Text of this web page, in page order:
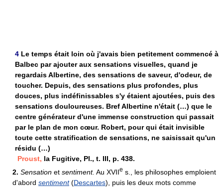
4 Le temps était loin où j'avais bien petitement commencé à
Balbec par ajouter aux sensations visuelles, quand je
regardais Albertine, des sensations de saveur, d'odeur, de
toucher. Depuis, des sensations plus profondes, plus
douces, plus indéfinissables s'y étaient ajoutées, puis des
sensations douloureuses. Bref Albertine n'était (…) que le
centre générateur d'une immense construction qui passait
par le plan de mon cœur. Robert, pour qui était invisible
toute cette stratification de sensations, ne saisissait qu'un
résidu (…)
Proust, la Fugitive, Pl., t. III, p. 438.
2. Sensation et sentiment. Au XVIIe s., les philosophes emploient
d'abord sentiment(Descartes), puis les deux mots comme